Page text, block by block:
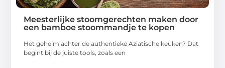
Meesterlijke stoomgerechten maken door
een bamboe stoommandje te kopen
Het geheim achter de authentieke Aziatische keuken? Dat
begint bij de juiste tools, zoals een